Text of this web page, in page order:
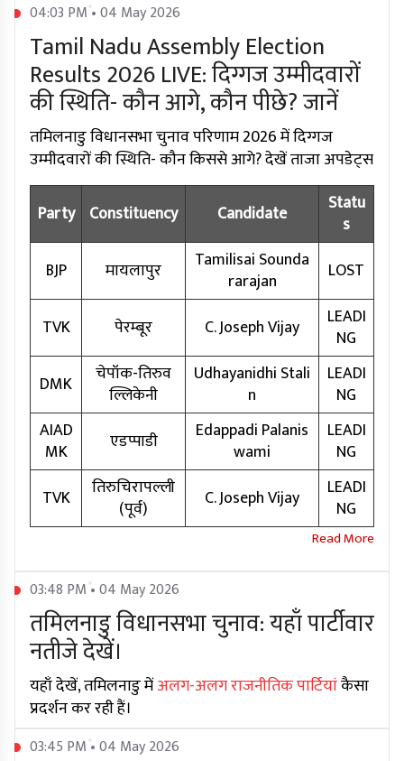
04:03 PM • 04 May 2026
Tamil Nadu Assembly Election
Results 2026 LIVE: दिग्गज उम्मीदवारों
की स्थिति- कौन आगे, कौन पीछे? जानें
तमिलनाडु विधानसभा चुनाव परिणाम 2026 में दिग्गज
उम्मीदवारों की स्थिति- कौन किससे आगे? देखें ताजा अपडेट्स
Party Constituency Candidate
Statu
s
BJP
मायलापुर
Tamilisai Sounda
rarajan
LOST
TVK पेरम्बूर C. Joseph Vijay
LEADI
NG
DMK
चेपॉक-तिरुव
ल्लिकेनी
Udhayanidhi Stali
n
LEADI
NG
AIAD
MK
एडप्पाडी
Edappadi Palanis
wami
LEADI
NG
TVK
तिरुचिरापल्ली
(पूर्व)
C. Joseph Vijay
LEADI
NG
03:48 PM • 04 May 2026
तमिलनाडु विधानसभा चुनाव: यहाँ पार्टीवार
नतीजे देखें।
यहाँ देखें, तमिलनाडु मेंअलग-अलग राजनीतिक पार्टियांकैसा
प्रदर्शन कर रही हैं।
03:45 PM • 04 May 2026